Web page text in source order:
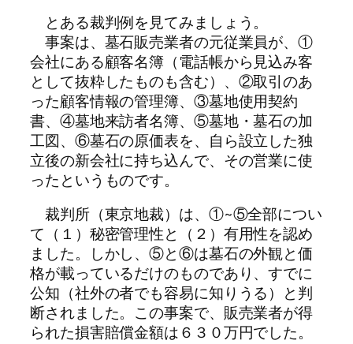
とある裁判例を見てみましょう。
事案は、墓石販売業者の元従業員が、①
会社にある顧客名簿（電話帳から見込み客
として抜粋したものも含む）、②取引のあ
った顧客情報の管理簿、③墓地使用契約
書、④墓地来訪者名簿、⑤墓地・墓石の加
工図、⑥墓石の原価表を、自ら設立した独
立後の新会社に持ち込んで、その営業に使
ったというものです。
裁判所（東京地裁）は、①~⑤全部につい
て（１）秘密管理性と（２）有用性を認め
ました。しかし、⑤と⑥は墓石の外観と価
格が載っているだけのものであり、すでに
公知（社外の者でも容易に知りうる）と判
断されました。この事案で、販売業者が得
られた損害賠償金額は６３０万円でした。